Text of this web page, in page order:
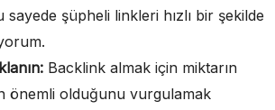
sayede şüpheli linkleri hızlı bir şekilde
Backlink almak için miktarın
önemli olduğunu vurgulamak